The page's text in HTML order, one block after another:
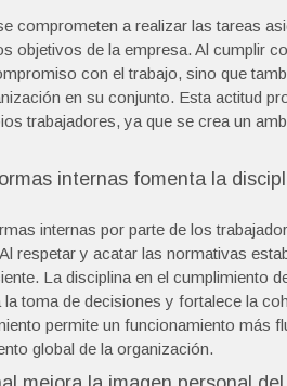
comprometen a realizar las tareas
objetivos de la empresa. Al cumplir
con el trabajo, sino que
en su conjunto. Esta actitud
trabajadores, ya que se crea un
internas fomenta la
internas por parte de los
respetar y acatar las normativas
La disciplina en el cumplimiento
toma de decisiones y fortalece la
permite un funcionamiento más
global de la organización.